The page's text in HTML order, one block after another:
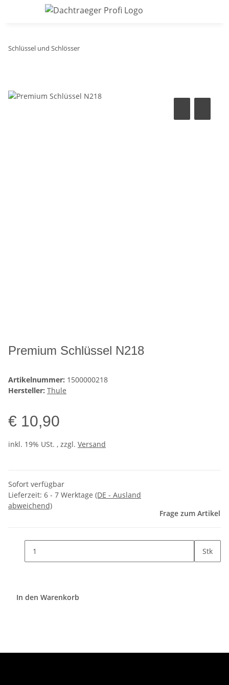
Schlüssel und Schlösser
Premium Schlüssel N218
Artikelnummer: 1500000218
Hersteller: Thule
€ 10,90
inkl. 19% USt. , zzgl. Versand
Sofort verfügbar
Lieferzeit: 6 - 7 Werktage (DE - Ausland
abweichend)
Frage zum Artikel
Stk
In den Warenkorb